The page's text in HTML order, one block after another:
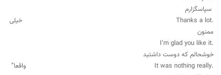
سپاسگزارم
.Thanks a lot خیلی
ممنون
خوشحالم که دوست داشتید
.It was nothing really واقعا”